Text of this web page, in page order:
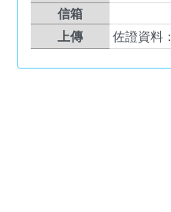
信箱
上傳
佐證資料：